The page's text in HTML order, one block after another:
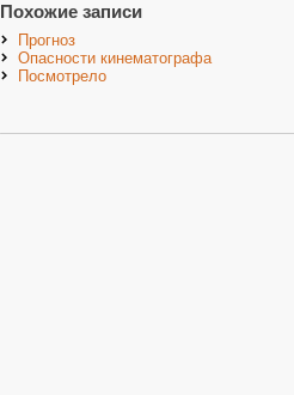
Похожие записи
Прогноз
Опасности кинематографа
Посмотрело